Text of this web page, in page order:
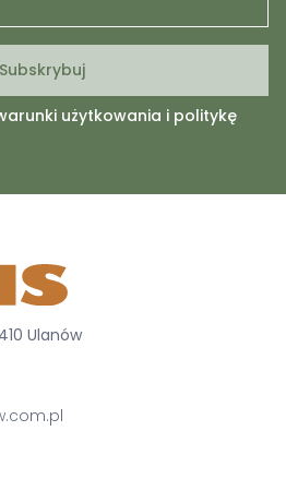
użytkowania i politykę
Ulanów